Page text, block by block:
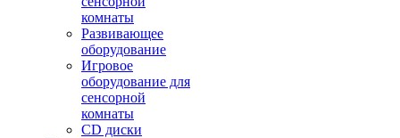
комнаты
Развивающее
оборудование
Игровое
оборудование для
сенсорной
комнаты
CD диски